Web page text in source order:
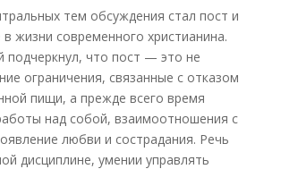
тем обсуждения стал пост и
в жизни современного христианина.
подчеркнул, что пост — это не
ограничения, связанные с отказом
пищи, а прежде всего время
над собой, взаимоотношения с
любви и сострадания. Речь
дисциплине, умении управлять